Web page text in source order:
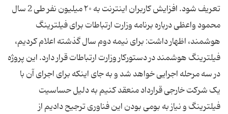
تعریف شود. افزایش کاربران اینترنت به ۲۰ میلیون نفر طی 2 سال
محمود واعظی درباره برنامه وزارت ارتباطات برای فیلترینگ
هوشمند، اظهار داشت:‌ برای نیمه دوم سال گذشته اعلام کردیم،
فیلترینگ هوشمند در دستورکار وزارت ارتباطات قرار دارد. این پروژه
در سه مرحله اجرایی خواهد شد و به جای اینکه برای اجرای آن با
یک شرکت خارجی قرارداد منعقد کنیم به دلیل حساسیت‌
فیلترینگ و نیاز به بومی بودن این فناوری ترجیح دادیم از